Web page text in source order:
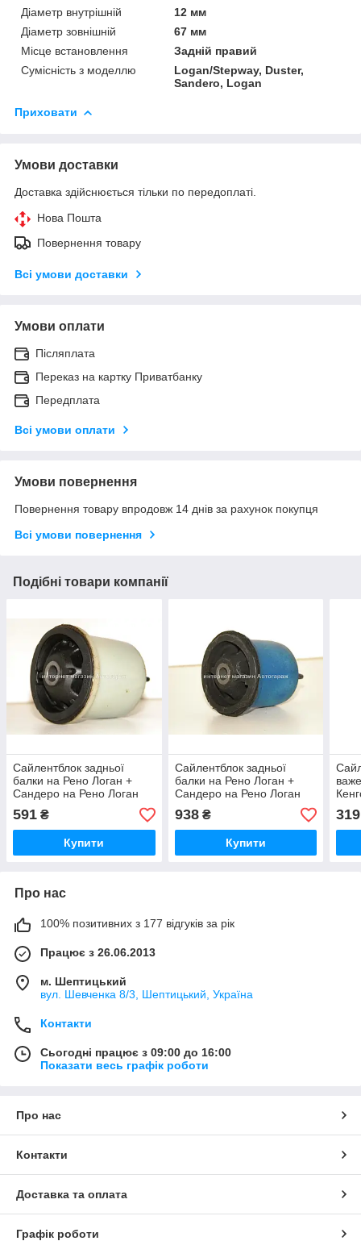
Діаметр внутрішній
12 мм
Діаметр зовнішній
67 мм
Місце встановлення
Задній правий
Сумісність з моделлю
Logan/Stepway, Duster,
Sandero, Logan
Приховати
Умови доставки
Доставка здійснюється тільки по передоплаті.
Нова Пошта
Повернення товару
Всі умови доставки
Умови оплати
Післяплата
Переказ на картку Приватбанку
Передплата
Всі умови оплати
Умови повернення
Повернення товару впродовж 14 днів за рахунок покупця
Всі умови повернення
Подібні товари компанії
Сайлентблок задньої
балки на Рено Логан +
Сандеро на Рено Логан
2004-2012 MOOG
(Німеччина) RESB4191
591 ₴
Купити
Сайлентблок задньої
балки на Рено Логан +
Сандеро на Рено Логан
2004-2012 RENAULT
(Оригінал) 6001549989
938₴
Купити
319
Про нас
100% позитивних з 177 відгуків за рік
Працює з 26.06.2013
м. Шептицький
вул. Шевченка 8/3, Шептицький, Україна
Контакти
Сьогодні працює з 09:00 до 16:00
Показати весь графік роботи
Про нас
Контакти
Доставка та оплата
Графік роботи